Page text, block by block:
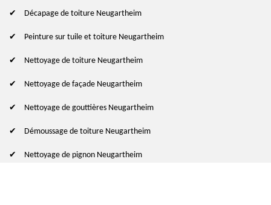
Décapage de toiture Neugartheim
Peinture sur tuile et toiture Neugartheim
Nettoyage de toiture Neugartheim
Nettoyage de façade Neugartheim
Nettoyage de gouttières Neugartheim
Démoussage de toiture Neugartheim
Nettoyage de pignon Neugartheim